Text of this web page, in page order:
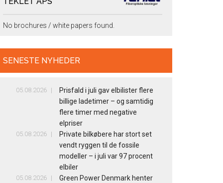
No brochures / white papers found.
SENESTE NYHEDER
05.08.2026
Prisfald i juli gav elbilister flere
billige ladetimer – og samtidig
flere timer med negative
elpriser
05.08.2026
Private bilkøbere har stort set
vendt ryggen til de fossile
modeller – i juli var 97 procent
elbiler
05.08.2026
Green Power Denmark henter